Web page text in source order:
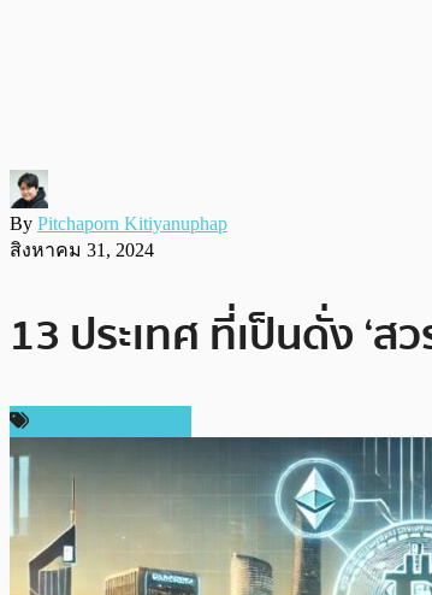
By Pitchaporn Kitiyanuphap
สิงหาคม 31, 2024
13 ประเทศ ที่เป็นดั่ง ‘